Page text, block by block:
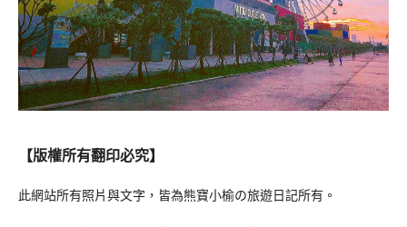
【版權所有翻印必究】
此網站所有照片與文字，皆為熊寶小榆の旅遊日記所有。